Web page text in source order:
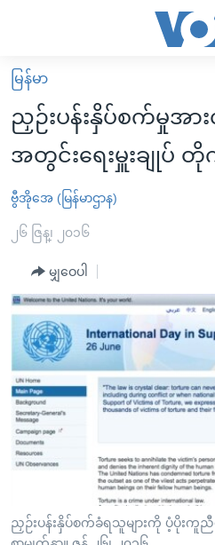
လွယ်ကူ
စေ
များ
ပင်မ
ကျော်
ကြည့်
ပင်မ
အ
ညွန်း
စာမျက်နှာ
ကြည့်
မူလစာမျက်နှာ
မြန်မာ
ကမ္ဘာ့သတင်းများ
နိုင်ငံတကာ
အမေရိကန်
အစ္စရေး-ပါလက်စတိုင်း
ဗွီဒီယို
သတင်းလွတ်လပ်ခွင့်
အင်္ဂလိပ်စာလေ့လာမယ်
အမေရိကန်သုံးအီဒီယံ
မကြေးမုံရဲ့ အင်္ဂလိပ်စာ
ရုပ်ရှင်ထဲက အင်္ဂလိပ်စာ
သုတပဒေသာ အင်္ဂလိပ်စာ
အပတ်စဉ်ကဏ္ဍများ
ရေဒီယို
တီဗွီ
ရေဒီယိုနှင့်ရုပ်သံ အချက်အလက်မျ
ရေဒီယို/တီဗွီအစီအစဉ်
Learning English
ဗွီအိုအေ လူမှုကွန်ယက်များ
မြန်မာ
ညှဉ်းပန်းနှိပ်စက်မှုအ
အတွင်းရေးမှူးချုပ်
ဗွီအိုအေ (မြန်မာဌာန)
၂၆ ဇြန္၊ ၂၀၁၆
မျှဝေပါ
ညှဉ်းပန်းနှိပ်စက်ခံရသူများကို ပံ့ပိုးကူ